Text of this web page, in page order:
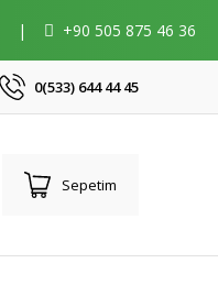
| +90 505 875 46 36
0(533) 644 44 45
Sepetim